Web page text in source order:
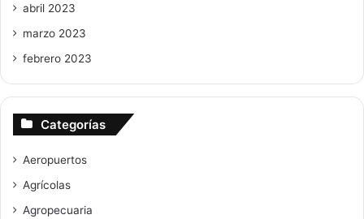
abril 2023
marzo 2023
febrero 2023
Categorías
Aeropuertos
Agrícolas
Agropecuaria